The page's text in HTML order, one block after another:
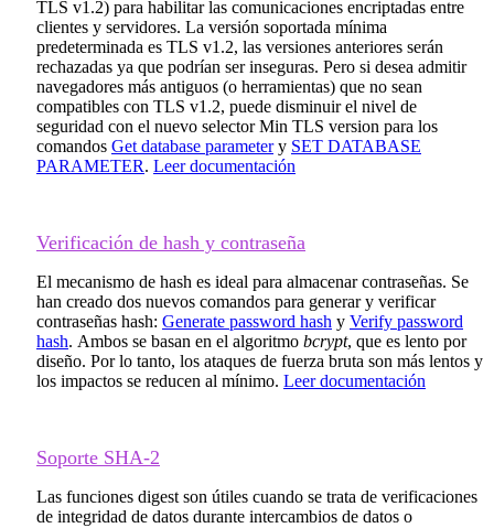
TLS v1.2) para habilitar las comunicaciones encriptadas entre
clientes y servidores. La versión soportada mínima
predeterminada es TLS v1.2, las versiones anteriores serán
rechazadas ya que podrían ser inseguras. Pero si desea admitir
navegadores más antiguos (o herramientas) que no sean
compatibles con TLS v1.2, puede disminuir el nivel de
seguridad con el nuevo selectorMin TLS version para los
comandos Get database parametery SET DATABASE
PARAMETER. Leer documentación
Verificación de hash y contraseña
El mecanismo de hash es ideal para almacenar contraseñas. Se
han creado dos nuevos comandos para generar y verificar
contraseñas hash: Generate password hash y Verify password
hash. Ambos se basan en el algoritmo bcrypt, que es lento por
diseño. Por lo tanto, los ataques de fuerza bruta son más lentos y
los impactos se reducen al mínimo. Leer documentación
Soporte SHA-2
Las funciones digest son útiles cuando se trata de verificaciones
de integridad de datos durante intercambios de datos o